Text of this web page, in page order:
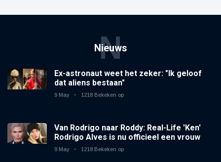
Nieuws
N
Ex-astronaut weet het zeker: "Ik geloof
dat aliens bestaan"
9 May 1218 Bekeken op
Van Rodrigo naar Roddy: Real-Life 'Ken'
Rodrigo Alves is nu officieel een vrouw
9 May 1218 Bekeken op